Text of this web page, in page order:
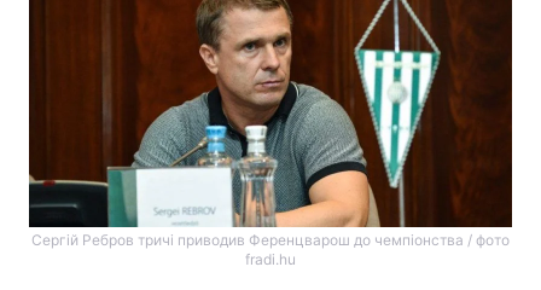
Сергій Ребров тричі приводив Ференцварош до чемпіонства / фото
fradi.hu